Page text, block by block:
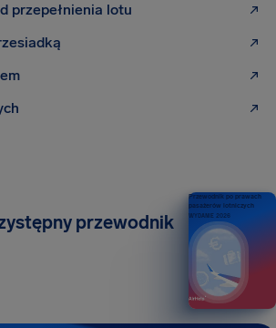
przepełnienia lotu
przewodnik
Przewodnik po prawach
pasażerów lotniczych
WYDANIE 2026